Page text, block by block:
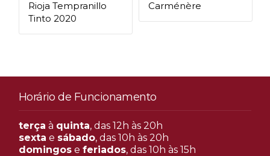
Rioja Tempranillo
Tinto 2020
Carménère
Horário de Funcionamento
terça à quinta, das 12h às 20h
sexta e sábado, das 10h às 20h
domingose feriados, das 10h às 15h